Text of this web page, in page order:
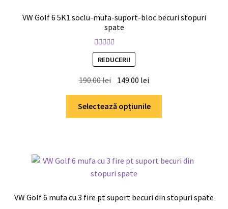
VW Golf 6 5K1 soclu-mufa-suport-bloc becuri stopuri
spate
Evaluat la
5.00din 5
REDUCERI!
190.00lei Prețul
inițial
a
fost:
149.00 leiPrețul
curent
este:
149.00 lei.
Selectează opțiunile
variații.
fi
VW Golf 6 mufa cu 3 fire pt suport becuri din stopuri spate